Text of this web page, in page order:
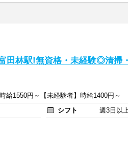
田林駅!無資格・未経験◎清掃
時給1550円～【未経験者】時給1400円～
シフト
週3日以